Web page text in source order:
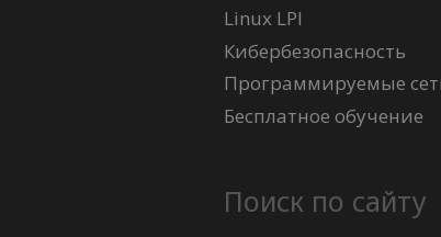
Linux LPI
Кибербезопасность
Программируемые
Бесплатное обучение
Поиск по сайту